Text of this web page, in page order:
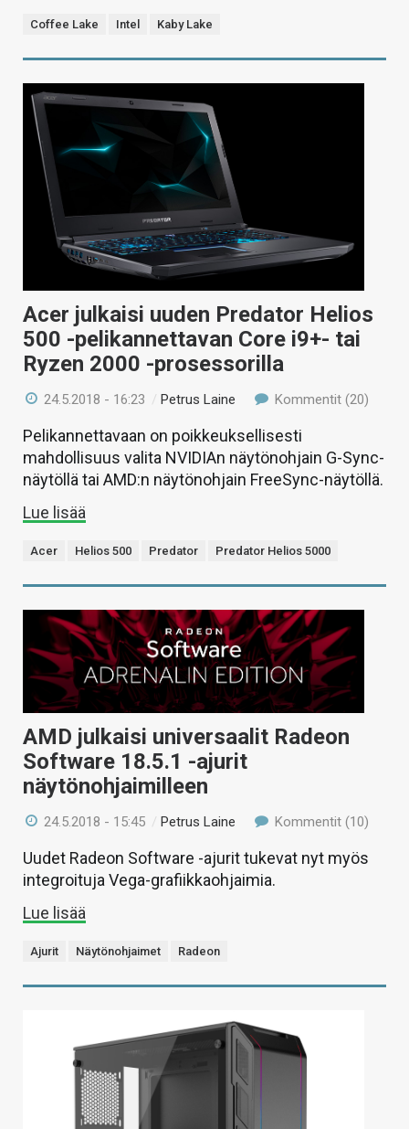
Coffee Lake Intel Kaby Lake
Acer julkaisi uuden Predator Helios
500 -pelikannettavan Core i9+- tai
Ryzen 2000 -prosessorilla
24.5.2018 - 16:23 /Petrus Laine Kommentit (20)
Pelikannettavaan on poikkeuksellisesti
mahdollisuus valita NVIDIAn näytönohjain G-Sync-
näytöllä tai AMD:n näytönohjain FreeSync-näytöllä.
Lue lisää
Acer Helios 500 Predator Predator Helios 5000
AMD julkaisi universaalit Radeon
Software 18.5.1 -ajurit
näytönohjaimilleen
24.5.2018 - 15:45 /Petrus Laine Kommentit (10)
Uudet Radeon Software -ajurit tukevat nyt myös
integroituja Vega-grafiikkaohjaimia.
Lue lisää
Ajurit Näytönohjaimet Radeon